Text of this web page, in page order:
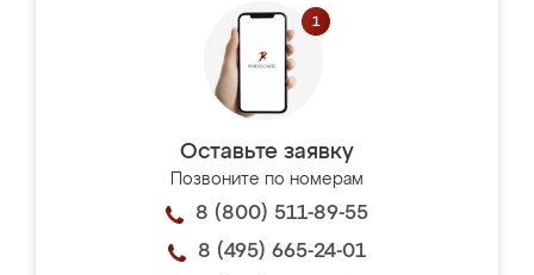
Оставьте заявку
Позвоните по номерам
8 (800) 511-89-55
8 (495) 665-24-01